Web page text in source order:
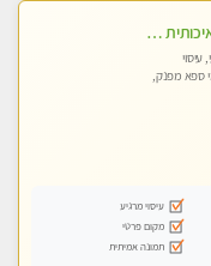
בהרצליה -מעסה איכותית מקצועית ומפנקת. פרטי לחלוטין !טל-053-6214433
עיסוי
ספא מפנק,
עיסוי מרגיע
מקום פרטי
תמונה אמיתית